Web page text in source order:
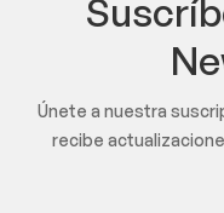
Únete a nuestra
recibe